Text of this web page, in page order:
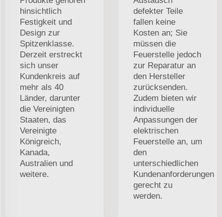
hinsichtlich
Festigkeit und
Design zur
Spitzenklasse.
Derzeit erstreckt
sich unser
Kundenkreis auf
mehr als 40
Länder, darunter
die Vereinigten
Staaten, das
Vereinigte
Königreich,
Kanada,
Australien und
weitere.
defekter Teile
fallen keine
Kosten an; Sie
müssen die
Feuerstelle jedoch
zur Reparatur an
den Hersteller
zurücksenden.
Zudem bieten wir
individuelle
Anpassungen der
elektrischen
Feuerstelle an, um
den
unterschiedlichen
Kundenanforderungen
gerecht zu
werden.